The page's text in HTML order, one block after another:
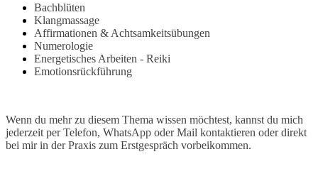
Bachblüten
Klangmassage
Affirmationen & Achtsamkeitsübungen
Numerologie
Energetisches Arbeiten - Reiki
Emotionsrückführung
Wenn du mehr zu diesem Thema wissen möchtest, kannst du mich
jederzeit per Telefon, WhatsApp oder Mail kontaktieren oder direkt
bei mir in der Praxis zum Erstgespräch vorbeikommen.